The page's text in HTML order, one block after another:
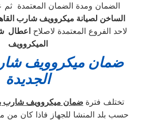
الضمان ومدة الضمان المعتمدة ثم
الساخن لصيانة ميكروويف شارب
لاحد الفروع المعتمدة لاصلاح اعطال
الميكروويف
ضمان ميكروويف
الجديدة
تختلف فترة ضمان ميكروويف شارب
حسب بلد المنشا للجهاز فاذا كان